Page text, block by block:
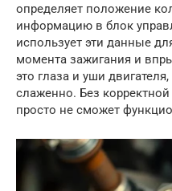
определяет положение
информацию в блок
использует эти данные
момента зажигания и
это глаза и уши
слаженно. Без
просто не сможет